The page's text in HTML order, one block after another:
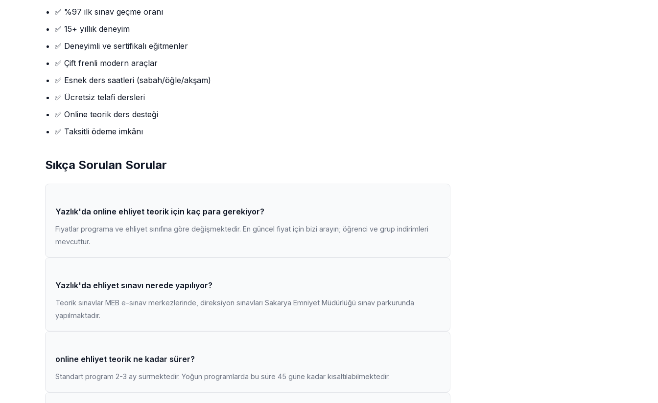
✅ %97 ilk sınav geçme oranı
✅ 15+ yıllık deneyim
✅ Deneyimli ve sertifikalı eğitmenler
✅ Çift frenli modern araçlar
✅ Esnek ders saatleri (sabah/öğle/akşam)
✅ Ücretsiz telafi dersleri
✅ Online teorik ders desteği
✅ Taksitli ödeme imkânı
Sıkça Sorulan Sorular
Yazlık'da online ehliyet teorik için kaç para gerekiyor?
Fiyatlar programa ve ehliyet sınıfına göre değişmektedir. En güncel fiyat için bizi arayın; öğrenci ve grup indirimleri
mevcuttur.
Yazlık'da ehliyet sınavı nerede yapılıyor?
Teorik sınavlar MEB e-sınav merkezlerinde, direksiyon sınavları Sakarya Emniyet Müdürlüğü sınav parkurunda
yapılmaktadır.
online ehliyet teorik ne kadar sürer?
Standart program 2-3 ay sürmektedir. Yoğun programlarda bu süre 45 güne kadar kısaltılabilmektedir.